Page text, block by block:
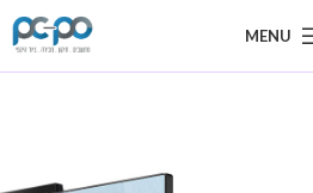
MENU
מחשבי All-in-One